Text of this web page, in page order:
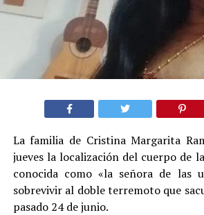
La familia de Cristina Margarita
jueves la localización del cuerpo de
conocida como «la señora de las
sobrevivir al doble terremoto que
pasado 24 de junio.